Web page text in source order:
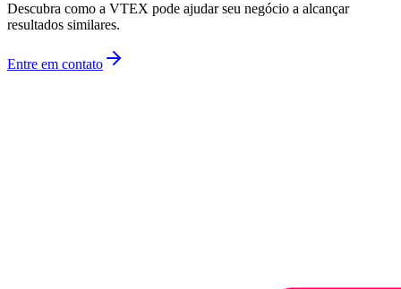
Descubra como a VTEX pode ajudar seu negócio a alcançar
resultados similares.
Entre em contato